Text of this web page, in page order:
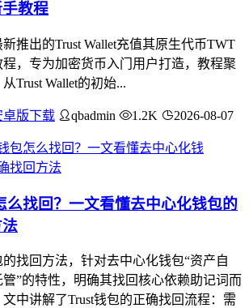
教程
推出的Trust Wallet充值其原生代币TWT
，专为加密货币入门用户打造，教程聚
Trust Wallet的初始...
卓版下载 qbadmin 1.2K 2026-08-07
么找回？一文看懂去中心化钱包的
的找回方法，针对去中心化钱包“资产自
”的特性，明确其找回核心依赖助记词而
中讲解了Trust钱包的正确找回流程：需